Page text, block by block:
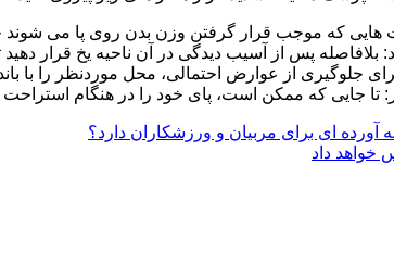
هایی که موجب قرار گرفتن وزن بدن روی پا می
بلافاصله پس از آسیب دیدگی در آن ناحیه یخ قرار دهید
از عوارض احتمالی، محل موردنظر را با باند
تا جایی که ممکن است، پای خود را در هنگام استراحت
ای برای مربیان و ورزشکاران دارد؟
داد